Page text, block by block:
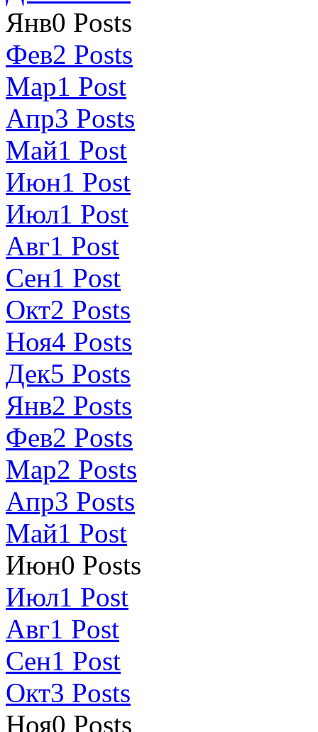
Янв0 Posts
Фев2 Posts
Мар1 Post
Апр3 Posts
Май1 Post
Июн1 Post
Июл1 Post
Авг1 Post
Сен1 Post
Окт2 Posts
Ноя4 Posts
Дек5 Posts
Янв2 Posts
Фев2 Posts
Мар2 Posts
Апр3 Posts
Май1 Post
Июн0 Posts
Июл1 Post
Авг1 Post
Сен1 Post
Окт3 Posts
Ноя0 Posts